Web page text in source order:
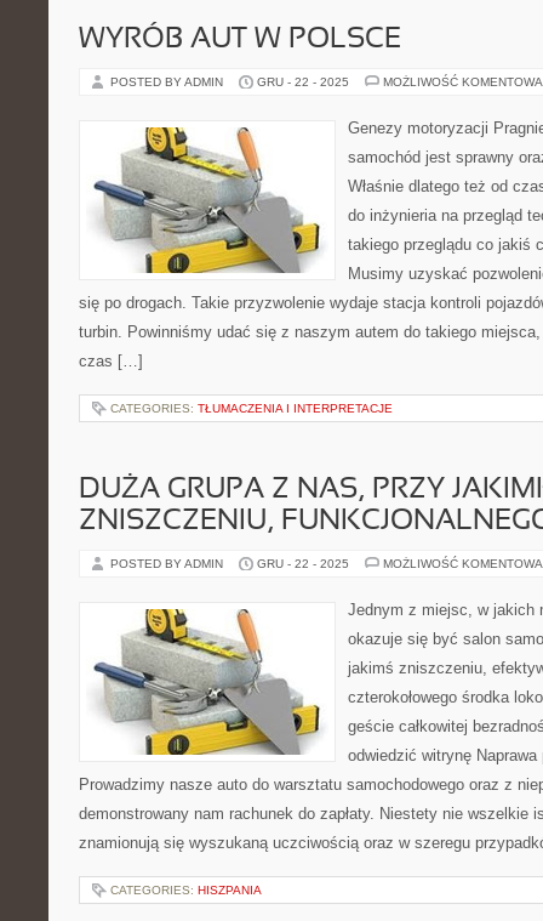
WYRÓB AUT W POLSCE
POSTED BY ADMIN GRU - 22 - 2025 MOŻLIWOŚĆ
Genezy motoryzacji
samochód jest sprawny
Właśnie dlatego też od
do inżynieria na przegląd
takiego przeglądu co jakiś
Musimy uzyskać
się po drogach. Takie przyzwolenie wydaje stacja kontroli
turbin. Powinniśmy udać się z naszym autem do takiego
czas […]
CATEGORIES: TŁUMACZENIA I INTERPRETACJE
DUŻA GRUPA Z NAS, PRZY
ZNISZCZENIU,
POSTED BY ADMIN GRU - 22 - 2025 MOŻLIWOŚĆ
Jednym z miejsc, w jakich
okazuje się być salon
jakimś zniszczeniu,
czterokołowego środka
geście całkowitej
odwiedzić witrynę
Prowadzimy nasze auto do warsztatu samochodowego oraz z
demonstrowany nam rachunek do zapłaty. Niestety nie wszelkie
znamionują się wyszukaną uczciwością oraz w szeregu
CATEGORIES: HISZPANIA